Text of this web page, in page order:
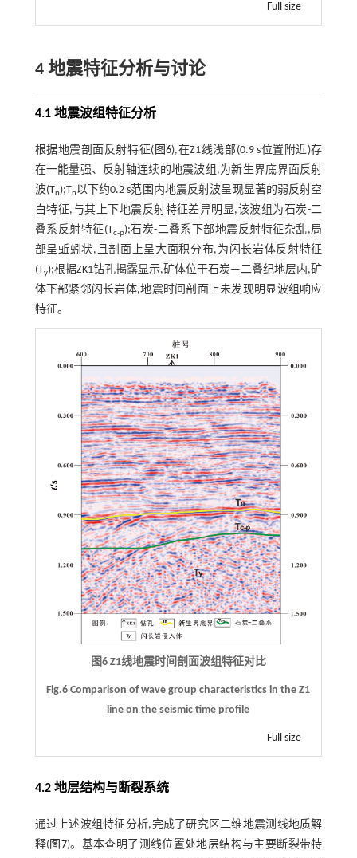
Full size
4 地震特征分析与讨论
4.1 地震波组特征分析
根据地震剖面反射特征( 图6),在Z1线浅部(0.9 s位置附近)存
在一能量强、反射轴连续的地震波组,为新生界底界面反射
波(Tn);Tn以下约0.2 s范围内地震反射波呈现显著的弱反射空
白特征,与其上下地震反射特征差异明显,该波组为石炭-二
叠系反射特征(Tc-p);石炭-二叠系下部地震反射特征杂乱,局
部呈蚯蚓状,且剖面上呈大面积分布,为闪长岩体反射特征
(Ty);根据ZK1钻孔揭露显示,矿体位于石炭—二叠纪地层内,矿
体下部紧邻闪长岩体,地震时间剖面上未发现明显波组响应
特征。
图6 Z1线地震时间剖面波组特征对比
Fig.6 Comparison of wave group characteristics in the Z1
line on the seismic time profile
Full size
4.2 地层结构与断裂系统
通过上述波组特征分析,完成了研究区二维地震测线地质解
释(图7)。基本查明了测线位置处地层结构与主要断裂带特